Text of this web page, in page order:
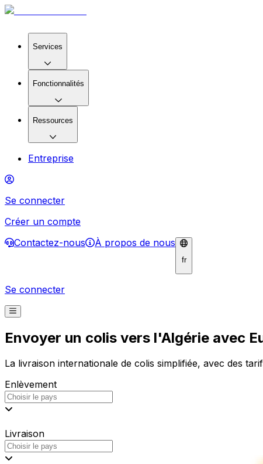
Services
Fonctionnalités
Ressources
Entreprise
Se connecter
Créer un compte
Contactez-nous
À propos de nous
fr
Se connecter
Envoyer un colis vers l'Algérie avec
La livraison internationale de colis simplifiée, avec des
Enlèvement
Livraison